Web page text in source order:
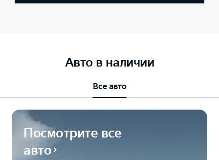
Авто в наличии
Все авто
Посмотрите все
авто